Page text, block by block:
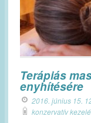
Terápiás
enyhítésére
2016. június 15.
konzervatív